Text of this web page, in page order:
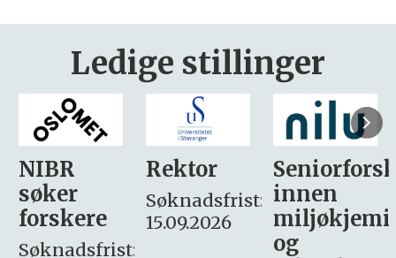
Ledige stillinger
Rektor
Søknadsfrist:
15.09.2026
Seniorforsker
innen
miljøkjemi
søker
– fast